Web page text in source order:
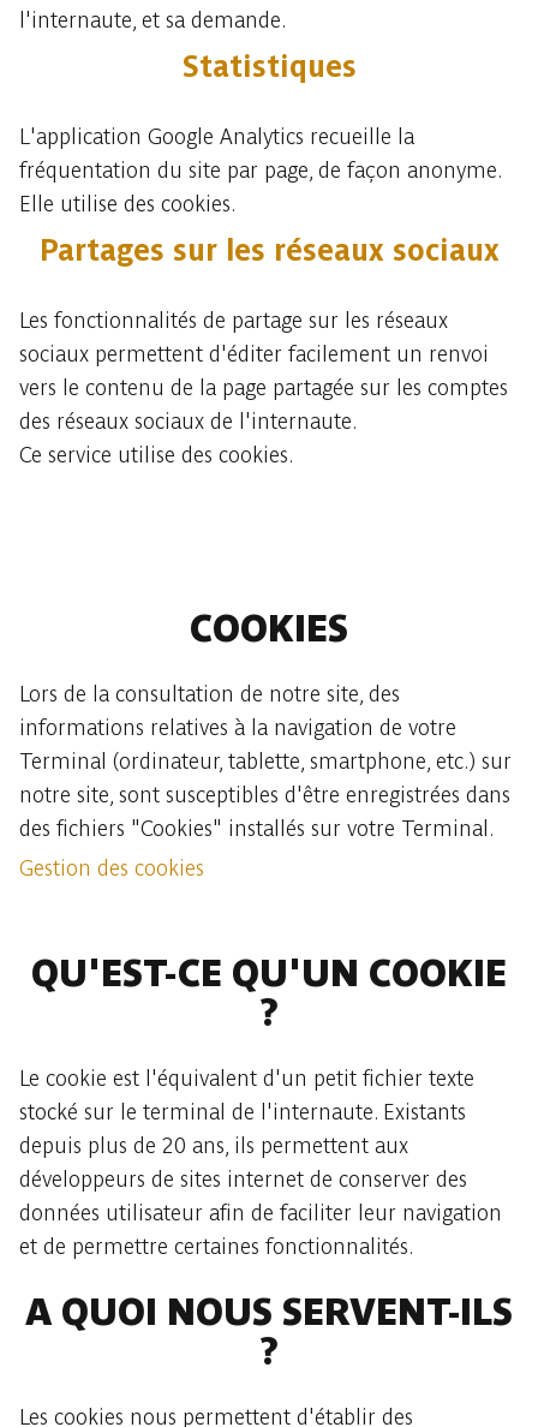
l'internaute, et sa demande.
Statistiques
L'application Google Analytics recueille la
fréquentation du site par page, de façon anonyme.
Elle utilise des cookies.
Partages sur les réseaux sociaux
Les fonctionnalités de partage sur les réseaux
sociaux permettent d'éditer facilement un renvoi
vers le contenu de la page partagée sur les comptes
des réseaux sociaux de l'internaute.
Ce service utilise des cookies.
COOKIES
Lors de la consultation de notre site, des
informations relatives à la navigation de votre
Terminal (ordinateur, tablette, smartphone, etc.) sur
notre site, sont susceptibles d'être enregistrées dans
des fichiers "Cookies" installés sur votre Terminal.
Gestion des cookies
QU'EST-CE QU'UN COOKIE
?
Le cookie est l'équivalent d'un petit fichier texte
stocké sur le terminal de l'internaute. Existants
depuis plus de 20 ans, ils permettent aux
développeurs de sites internet de conserver des
données utilisateur afin de faciliter leur navigation
et de permettre certaines fonctionnalités.
A QUOI NOUS SERVENT-ILS
?
Les cookies nous permettent d'établir des